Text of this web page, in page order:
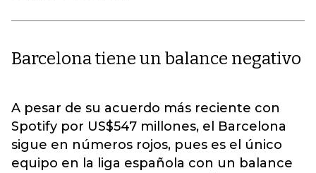
Barcelona tiene un balance negativo
A pesar de su acuerdo más reciente con
Spotify por US$547 millones, el Barcelona
sigue en números rojos, pues es el único
equipo en la liga española con un balance